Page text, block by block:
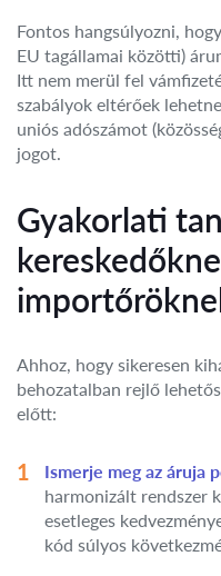
Fontos hangsúlyozni,
EU tagállamai közötti)
Itt nem merül fel
szabályok eltérőek
uniós adószámot
jogot.
Gyakorlati
Ahhoz, hogy sikeresen
behozatalban rejlő
előtt:
Ismerje meg az áruja
harmonizált rendszer
esetleges
kód súlyos